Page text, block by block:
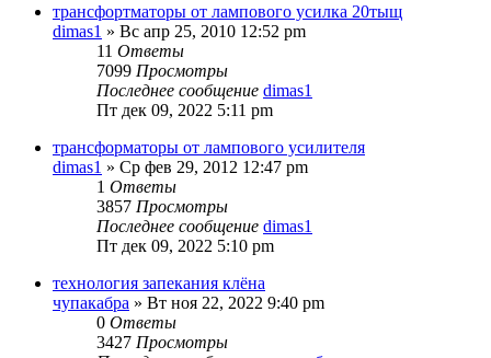
трансфортматоры от лампового усилка 20тыщ
dimas1 » Вс апр 25, 2010 12:52 pm
11 Ответы
7099 Просмотры
Последнее сообщение dimas1
Пт дек 09, 2022 5:11 pm
трансформаторы от лампового усилителя
dimas1 » Ср фев 29, 2012 12:47 pm
1 Ответы
3857 Просмотры
Последнее сообщение dimas1
Пт дек 09, 2022 5:10 pm
технология запекания клёна
чупакабра » Вт ноя 22, 2022 9:40 pm
0 Ответы
3427 Просмотры